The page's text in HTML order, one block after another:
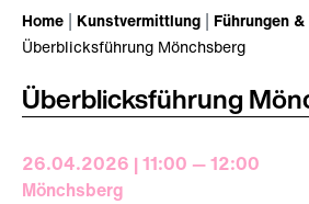
Home Kunstvermittlung
Führungen
Überblicksführung Mönchsberg
Überblicksführung
26.04.2026 | 11:00 — 12:00
Mönchsberg